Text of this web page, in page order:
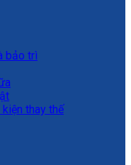
bảo trì
thay thế